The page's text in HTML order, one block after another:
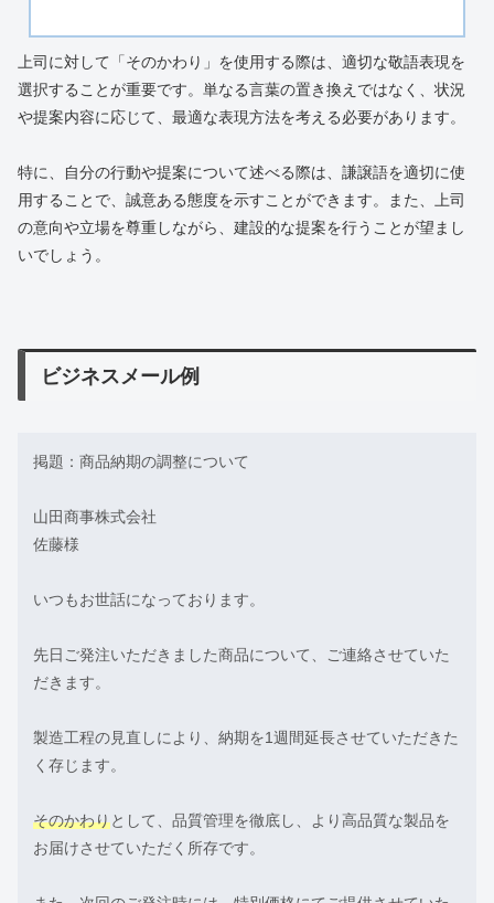
上司に対して「そのかわり」を使用する際は、適切な敬語表現を
選択することが重要です。単なる言葉の置き換えではなく、状況
や提案内容に応じて、最適な表現方法を考える必要があります。
特に、自分の行動や提案について述べる際は、謙譲語を適切に使
用することで、誠意ある態度を示すことができます。また、上司
の意向や立場を尊重しながら、建設的な提案を行うことが望まし
いでしょう。
ビジネスメール例
掲題：商品納期の調整について
山田商事株式会社
佐藤様
いつもお世話になっております。
先日ご発注いただきました商品について、ご連絡させていた
だきます。
製造工程の見直しにより、納期を1週間延長させていただきた
く存じます。
そのかわりとして、品質管理を徹底し、より高品質な製品を
お届けさせていただく所存です。